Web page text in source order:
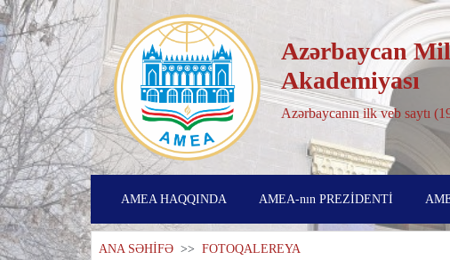
Azərbaycan
Akademiyası
Azərbaycanın ilk veb saytı
AMEA HAQQINDA AMEA-nın PREZİDENTİ
ANA SƏHİFƏ >> FOTOQALEREYA